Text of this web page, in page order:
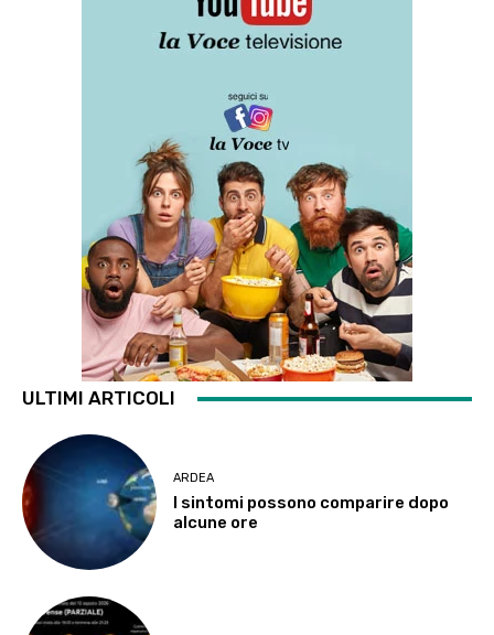
ULTIMI ARTICOLI
ARDEA
I sintomi possono comparire dopo
alcune ore